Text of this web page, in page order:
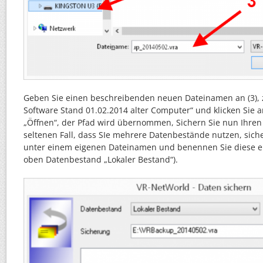
Geben Sie einen beschreibenden neuen Dateinamen an (3),
Software Stand 01.02.2014 alter Computer“ und klicken Sie
„Öffnen“, der Pfad wird übernommen, Sichern Sie nun
seltenen Fall, dass SIe mehrere Datenbestände nutzen,
unter einem eigenen Dateinamen und benennen Sie diese
oben Datenbestand „Lokaler Bestand“).